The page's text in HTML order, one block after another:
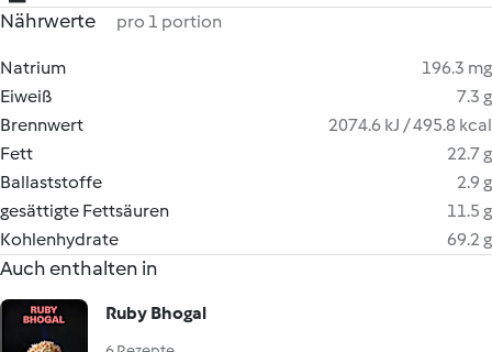
Nährwerte pro 1 portion
Natrium
196.3 mg
Eiweiß
7.3 g
Brennwert
2074.6 kJ / 495.8 kcal
Fett
22.7 g
Ballaststoffe
2.9 g
gesättigte Fettsäuren
11.5 g
Kohlenhydrate
69.2 g
Auch enthalten in
Ruby Bhogal